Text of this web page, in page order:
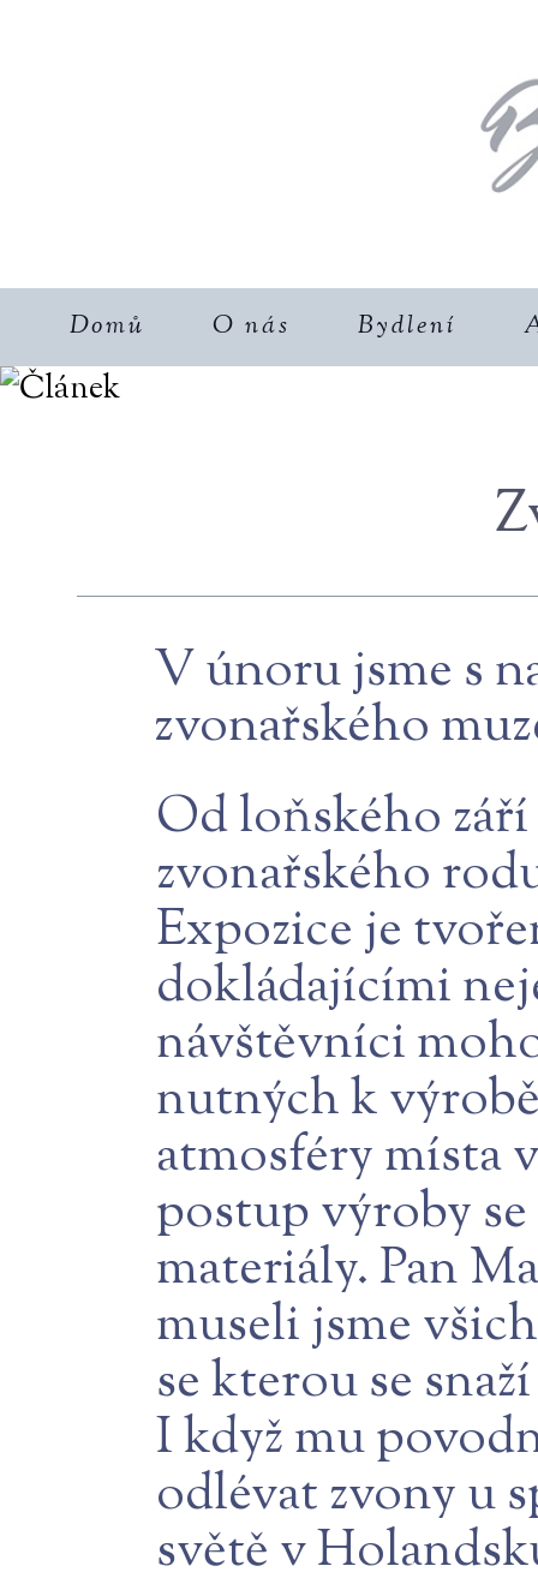
Domů O nás Bydlení
V únoru jsme s
zvonařského
Od loňského
zvonařského
Expozice je
dokládajícími
návštěvníci
nutných k
atmosféry místa
postup výroby
materiály. Pan
museli jsme
se kterou se
I když mu
odlévat zvony u
světě v